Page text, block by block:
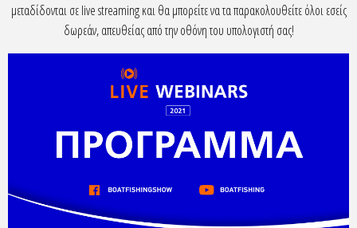
μεταδίδονται σε live streaming και θα μπορείτε να τα παρακολουθείτε όλοι εσείς
δωρεάν, απευθείας από την οθόνη του υπολογιστή σας!